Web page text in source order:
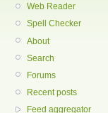
Web Reader
Spell Checker
About
Search
Forums
Recent posts
Feed aggregator